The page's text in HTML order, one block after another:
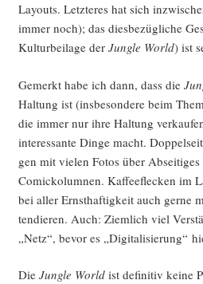
Lay­outs. Letz­te­res hat sich
immer noch); das dies­be­züg­li­che
Kul­tur­bei­la­ge der Jungle World) ist
Gemerkt habe ich dann, dass die
Hal­tung ist (ins­be­son­de­re beim
die immer nur ihre Hal­tung
inter­es­san­te Din­ge macht.
gen mit vie­len Fotos über Absei­ti­ges
Comic­k­olum­nen. Kaf­fee­fle­cken im
bei aller Ernst­haf­tig­keit auch ger­ne
ten­die­ren. Auch: Ziem­lich viel
„Netz“, bevor es „Digi­ta­li­sie­rung“
Die Jungle Worldist defi­ni­tiv kei­ne